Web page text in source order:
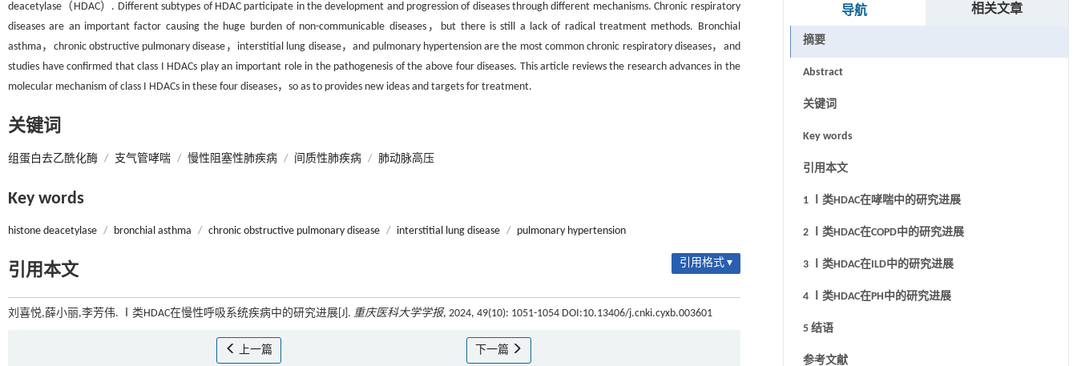
deacetylase（HDAC）. Different subtypes of HDAC participate in the development and progression of diseases through different mechanisms. Chronic respiratory
diseases are an important factor causing the huge burden of non-communicable diseases，but there is still a lack of radical treatment methods. Bronchial
asthma，chronic obstructive pulmonary disease，interstitial lung disease，and pulmonary hypertension are the most common chronic respiratory diseases，and
studies have confirmed that class I HDACs play an important role in the pathogenesis of the above four diseases. This article reviews the research advances in the
molecular mechanism of class I HDACs in these four diseases，so as to provides new ideas and targets for treatment.
关键词
组蛋白去乙酰化酶 / 支气管哮喘 / 慢性阻塞性肺疾病 / 间质性肺疾病 / 肺动脉高压
Key words
histone deacetylase / bronchial asthma / chronic obstructive pulmonary disease / interstitial lung disease / pulmonary hypertension
引用本文 引用格式 ▾
刘喜悦,薛小丽,李芳伟. Ⅰ类HDAC在慢性呼吸系统疾病中的研究进展[J]. 重庆医科大学学报, 2024, 49(10): 1051-1054 DOI:10.13406/j.cnki.cyxb.003601
上一篇 下一篇
导航 相关文章
摘要
Abstract
关键词
Key words
引用本文
1 Ⅰ类HDAC在哮喘中的研究进展
2 Ⅰ类HDAC在COPD中的研究进展
3 Ⅰ类HDAC在ILD中的研究进展
4 Ⅰ类HDAC在PH中的研究进展
5 结语
参考文献